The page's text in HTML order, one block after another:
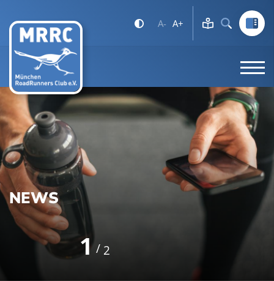
A- A+
NEWS
1 2